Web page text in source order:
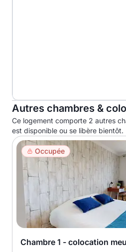
Autres chambres &
Ce logement comporte 2 autres
est disponible ou se libère bientôt.
Occupée
Chambre 1 - colocation